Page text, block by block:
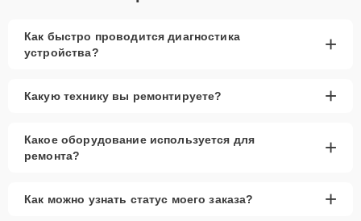
Как быстро проводится диагностика
устройства?
+
Какую технику вы ремонтируете? +
Какое оборудование используется для
ремонта?
+
Как можно узнать статус моего заказа? +